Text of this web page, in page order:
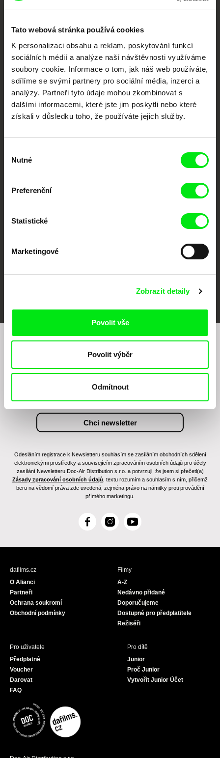
Tato webová stránka používá cookies
K personalizaci obsahu a reklam, poskytování funkcí
sociálních médií a analýze naší návštěvnosti využíváme
soubory cookie. Informace o tom, jak náš web používáte,
sdílíme se svými partnery pro sociální média, inzerci a
analýzy. Partneři tyto údaje mohou zkombinovat s
dalšími informacemi, které jste jim poskytli nebo které
získali v důsledku toho, že používáte jejich služby.
souhlasu
Nutné
Preferenční
Statistické
Marketingové
Zobrazit detaily
Povolit vše
Povolit výběr
Odmítnout
každý týden
Portál DAFilms.cz je výsledkem tvůrčí spolupráce 7 klíčových evropských
festivalů dokumentárního filmu sdružených do Doc Alliance. Naším cílem je
posouvat hranice dokumentárního filmu, propagovat jeho rozmanitost a
podporovat kvalitní autorské filmy.
Členové Doc Alliance
CPH:DOX DOK Leipzig
filmovém programu?
Odesláním registrace k Newsletteru souhlasím se zasíláním obchodních sdělení
elektronickými prostředky a souvisejícím zpracováním osobních údajů pro účely
zasílání Newsletteru Doc-Air Distribution s.r.o. a potvrzuji, že jsem si přečetl(a)
Zásady zpracování osobních údajů , textu rozumím a souhlasím s ním, přičemž
beru na vědomí práva zde uvedená, zejména právo na námitky proti provádění
přímého marketingu.
F
c
I
s
Y
u
dafilms.cz
O Alianci
Partneři
Ochrana soukromí
Obchodní podmínky
Filmy
A-Z
Nedávno přidané
Doporučujeme
Dostupné pro předplatitele
Režiséři
Pro uživatele
Předplatné
Voucher
Darovat
FAQ
Pro dítě
Junior
Proč Junior
Vytvořit Junior Účet